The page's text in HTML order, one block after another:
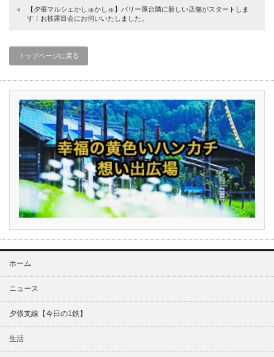
【夕張マルシェかしゅかしゅ】バリー屋台隣に新しい店舗がスタートしま
す！お披露目会にお伺いいたしました。
トップページに戻る
ホーム
ニュース
夕張支線【今日の1鉄】
生活